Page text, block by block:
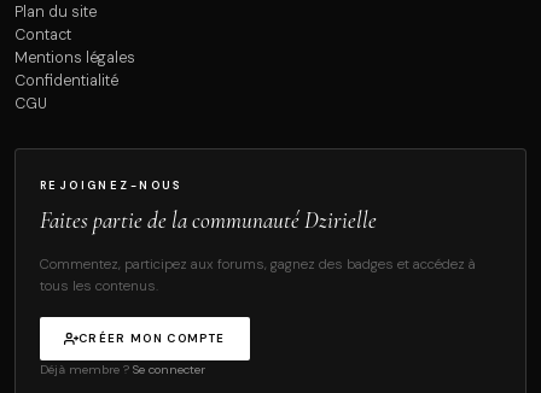
Plan du site
Contact
Mentions légales
Confidentialité
CGU
REJOIGNEZ-NOUS
Faites partie de la communauté Dzirielle
Commentez, participez aux forums, gagnez des badges et accédez à
tous les contenus.
CRÉER MON COMPTE
Déjà membre ? Se connecter